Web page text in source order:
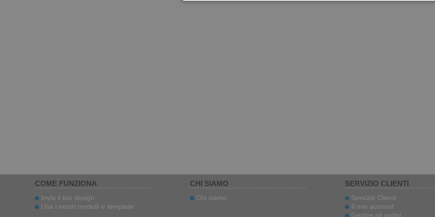
COME FUNZIONA
Invia il tuo design
Usa i nostri modelli e template
CHI SIAMO
Chi siamo
SERVIZIO CLIENTI
Servizio Clienti
Il mio account
Gestire gli ordini